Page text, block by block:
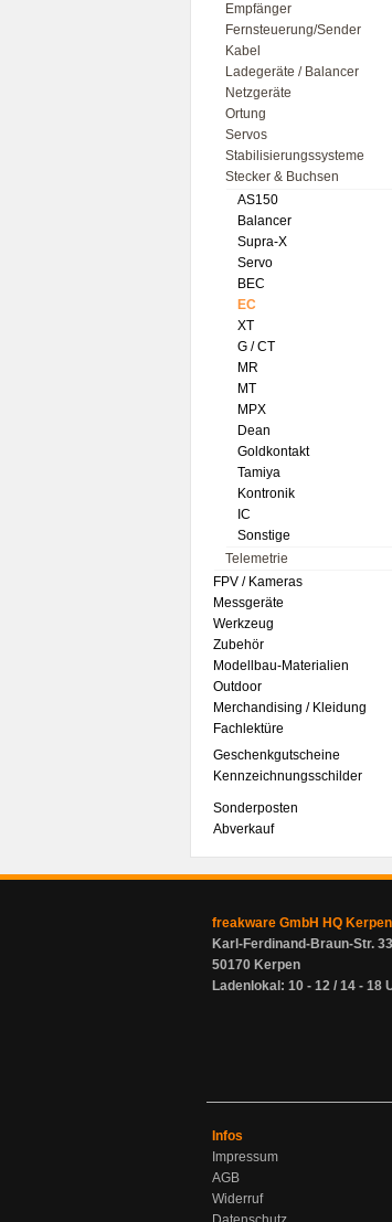
Empfänger
Fernsteuerung/Sender
Kabel
Ladegeräte / Balancer
Netzgeräte
Ortung
Servos
Stabilisierungssysteme
Stecker & Buchsen
AS150
Balancer
Supra-X
Servo
BEC
EC
XT
G / CT
MR
MT
MPX
Dean
Goldkontakt
Tamiya
Kontronik
IC
Sonstige
Telemetrie
FPV / Kameras
Messgeräte
Werkzeug
Zubehör
Modellbau-Materialien
Outdoor
Merchandising / Kleidung
Fachlektüre
Geschenkgutscheine
Kennzeichnungsschilder
Sonderposten
Abverkauf
freakware GmbH HQ Kerpen
Karl-Ferdinand-Braun-Str. 33
50170 Kerpen
Ladenlokal: 10 - 12 / 14 - 18
Infos
Impressum
AGB
Widerruf